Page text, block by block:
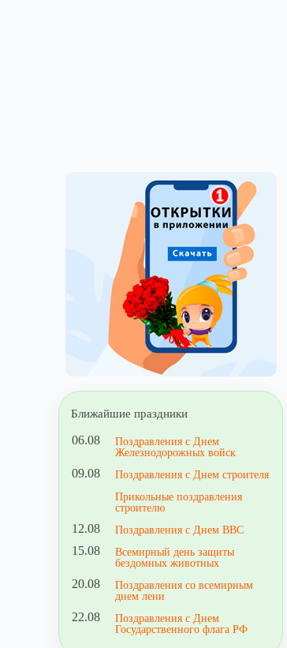
Ближайшие праздники
06.08
Поздравления с Днем
Железнодорожных войск
09.08
Поздравления с Днем строителя
Прикольные поздравления
строителю
12.08 Поздравления с Днем ВВС
15.08
Всемирный день защиты
бездомных животных
20.08
Поздравления со всемирным
днем лени
22.08
Поздравления с Днем
Государственного флага РФ